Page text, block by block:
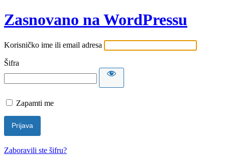
Zasnovano na WordPressu
Korisničko ime ili email adresa
Šifra
Zapamti me
Zaboravili ste šifru?